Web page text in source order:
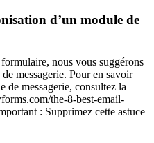
d’un module de
nous vous suggérons
messagerie. Pour en savoir
de messagerie, consultez la
the-8-best-email-
: Supprimez cette astuce